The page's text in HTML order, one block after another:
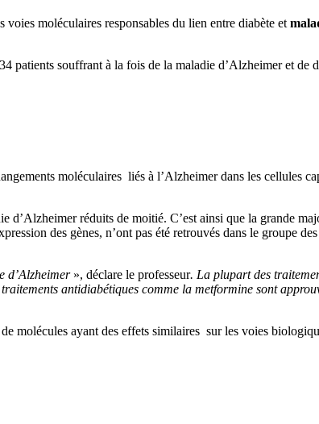
moléculaires responsables du lien entre diabète et
patients souffrant à la fois de la maladie d’Alzheimer et de
moléculaires liés à l’Alzheimer dans les cellules
d’Alzheimer réduits de moitié. C’est ainsi que la grande
des gènes, n’ont pas été retrouvés dans le groupe
d’Alzheimer», déclare le professeur. La plupart des
antidiabétiques comme la metformine sont
molécules ayant des effets similaires sur les voies